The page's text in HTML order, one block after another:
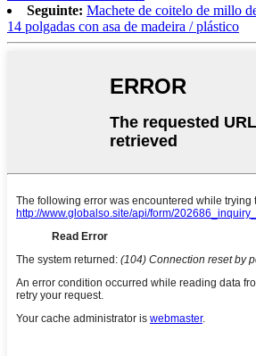
Seguinte: Machete de coitelo de millo
14 polgadas con asa de madeira / plástico